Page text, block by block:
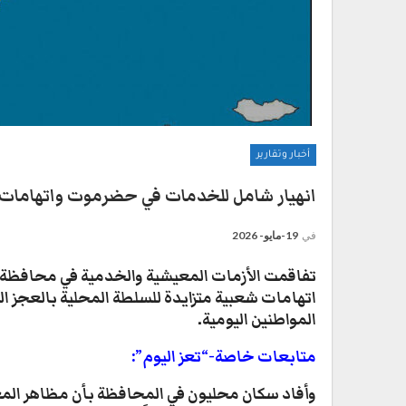
أخبار وتقارير
انهيار شامل للخدمات في حضرموت
في 19-مايو- 2026
تفاقمت الأزمات المعيشية والخدمية في
اتهامات شعبية متزايدة للسلطة المحلية بالعجز
المواطنين اليومية.
متابعات خاصة-“تعز اليوم”:
​وأفاد سكان محليون في المحافظة بأن مظاهر